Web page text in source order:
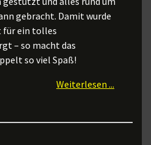
gebracht. Damit wurde
für ein tolles
– so macht das
so viel Spaß!
Weiterlesen ...